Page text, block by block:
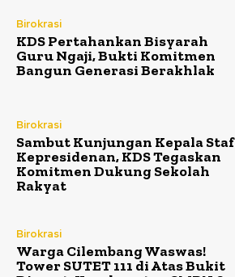
Birokrasi
KDS Pertahankan Bisyarah
Guru Ngaji, Bukti Komitmen
Bangun Generasi Berakhlak
Birokrasi
Sambut Kunjungan Kepala Staf
Kepresidenan, KDS Tegaskan
Komitmen Dukung Sekolah
Rakyat
Birokrasi
Warga Cilembang Waswas!
Tower SUTET 111 di Atas Bukit